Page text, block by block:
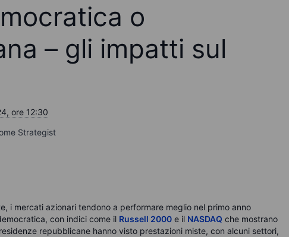
o
– gli impatti sul
ore 12:30
Strategist
i mercati azionari tendono a performare meglio nel primo anno
con indici come il Russell 2000 e il NASDAQ che mostrano
repubblicane hanno visto prestazioni miste, con alcuni settori,